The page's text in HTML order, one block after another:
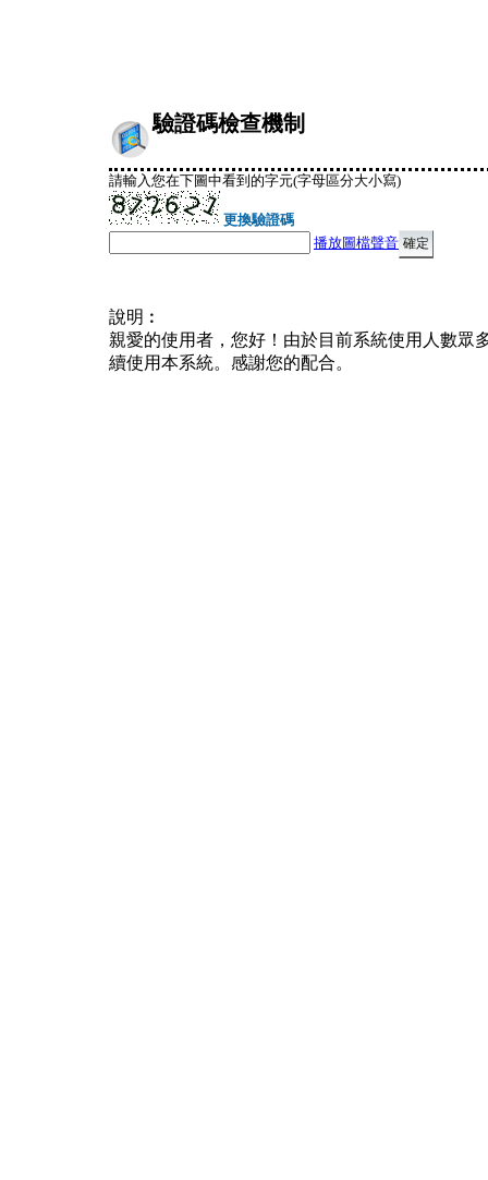
驗證碼檢查機制
請輸入您在下圖中看到的字元(字母區分大小寫)
更換驗證碼
播放圖檔聲音
說明︰
親愛的使用者，您好！由於目前系統使用人數眾
續使用本系統。感謝您的配合。